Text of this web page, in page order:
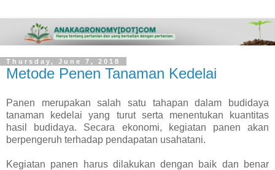
Thursday, June 7, 2018
Metode Penen Tanaman Kedelai
Panen merupakan salah satu tahapan dalam budidaya
tanaman kedelai yang turut serta menentukan kuantitas
hasil budidaya. Secara ekonomi, kegiatan panen akan
berpengeruh terhadap pendapatan usahatani.
Kegiatan panen harus dilakukan dengan baik dan benar